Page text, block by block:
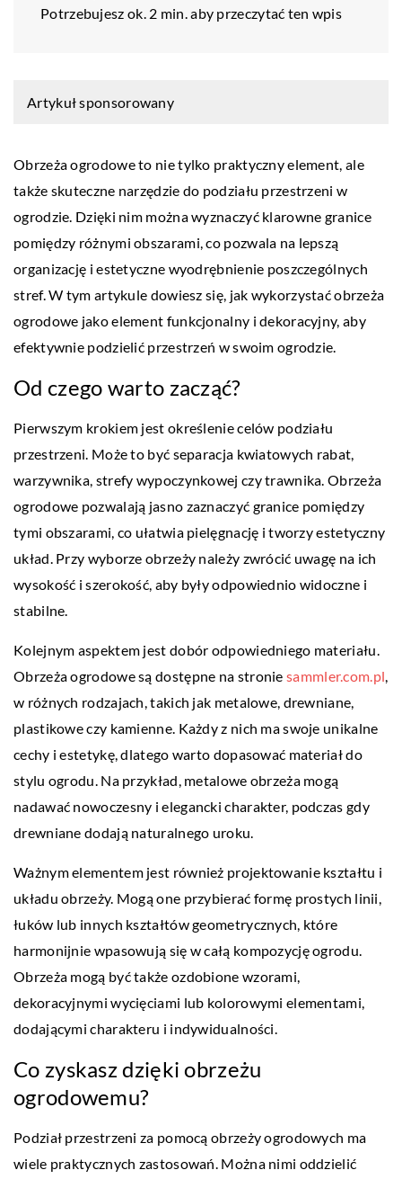
Potrzebujesz ok. 2 min. aby przeczytać ten wpis
Artykuł sponsorowany
Obrzeża ogrodowe to nie tylko praktyczny element, ale
także skuteczne narzędzie do podziału przestrzeni w
ogrodzie. Dzięki nim można wyznaczyć klarowne granice
pomiędzy różnymi obszarami, co pozwala na lepszą
organizację i estetyczne wyodrębnienie poszczególnych
stref. W tym artykule dowiesz się, jak wykorzystać obrzeża
ogrodowe jako element funkcjonalny i dekoracyjny, aby
efektywnie podzielić przestrzeń w swoim ogrodzie.
Od czego warto zacząć?
Pierwszym krokiem jest określenie celów podziału
przestrzeni. Może to być separacja kwiatowych rabat,
warzywnika, strefy wypoczynkowej czy trawnika. Obrzeża
ogrodowe pozwalają jasno zaznaczyć granice pomiędzy
tymi obszarami, co ułatwia pielęgnację i tworzy estetyczny
układ. Przy wyborze obrzeży należy zwrócić uwagę na ich
wysokość i szerokość, aby były odpowiednio widoczne i
stabilne.
Kolejnym aspektem jest dobór odpowiedniego materiału.
Obrzeża ogrodowe są dostępne na stronie sammler.com.pl
w różnych rodzajach, takich jak metalowe, drewniane,
plastikowe czy kamienne. Każdy z nich ma swoje unikalne
cechy i estetykę, dlatego warto dopasować materiał do
stylu ogrodu. Na przykład, metalowe obrzeża mogą
nadawać nowoczesny i elegancki charakter, podczas gdy
drewniane dodają naturalnego uroku.
Ważnym elementem jest również projektowanie kształtu i
układu obrzeży. Mogą one przybierać formę prostych linii,
łuków lub innych kształtów geometrycznych, które
harmonijnie wpasowują się w całą kompozycję ogrodu.
Obrzeża mogą być także ozdobione wzorami,
dekoracyjnymi wycięciami lub kolorowymi elementami,
dodającymi charakteru i indywidualności.
Co zyskasz dzięki obrzeżu
ogrodowemu?
Podział przestrzeni za pomocą obrzeży ogrodowych ma
wiele praktycznych zastosowań. Można nimi oddzielić